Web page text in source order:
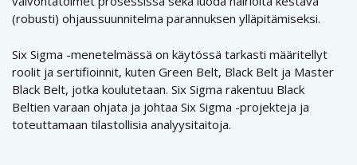
(robusti) ohjaussuunnitelma parannuksen ylläpitämiseksi.
Six Sigma -menetelmässä on käytössä tarkasti määritellyt
roolit ja sertifioinnit, kuten Green Belt, Black Belt ja Master
Black Belt, jotka koulutetaan. Six Sigma rakentuu Black
Beltien varaan ohjata ja johtaa Six Sigma -projekteja ja
toteuttamaan tilastollisia analyysitaitoja.